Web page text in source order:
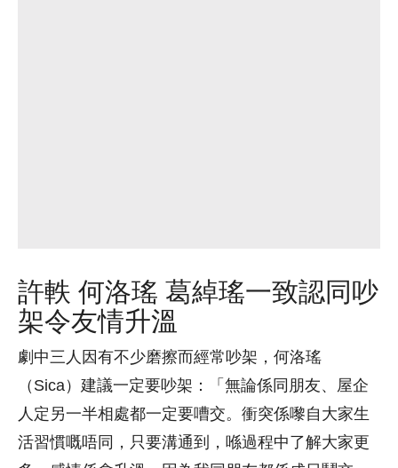
許軼 何洛瑤 葛綽瑤一致認同吵
架令友情升溫
劇中三人因有不少磨擦而經常吵架，何洛瑤
（Sica）建議一定要吵架：「無論係同朋友、屋企
人定另一半相處都一定要嘈交。衝突係嚟自大家生
活習慣嘅唔同，只要溝通到，喺過程中了解大家更